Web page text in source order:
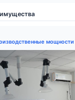
мощности